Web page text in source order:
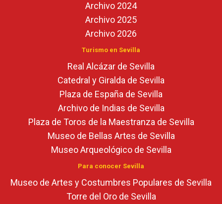
Archivo 2024
Archivo 2025
Archivo 2026
Turismo en Sevilla
Real Alcázar de Sevilla
Catedral y Giralda de Sevilla
Plaza de España de Sevilla
Archivo de Indias de Sevilla
Plaza de Toros de la Maestranza de Sevilla
Museo de Bellas Artes de Sevilla
Museo Arqueológico de Sevilla
Para conocer Sevilla
Museo de Artes y Costumbres Populares de Sevilla
Torre del Oro de Sevilla